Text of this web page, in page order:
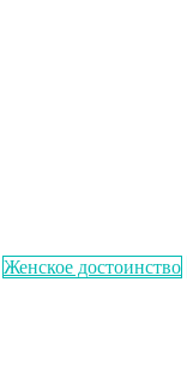
Женское достоинство